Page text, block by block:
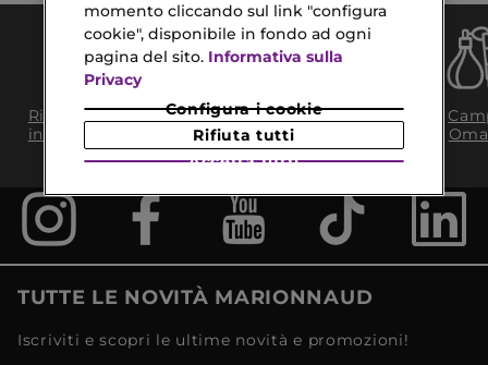
Ritiro in negozio
in 2H
Consegna Gratuita
da 35€​ in 24/48H
TUTTE LE NOVITÀ MARIONNAUD
Iscriviti e scopri le ultime novità e promozioni!
momento cliccando sul link "configura
cookie", disponibile in fondo ad ogni
pagina del sito. Informativa sulla
Privacy
Configura i cookie
Rifiuta tutti
Accetta tutti